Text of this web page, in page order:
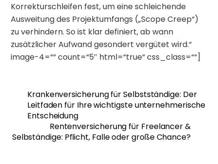
Korrekturschleifen fest, um eine schleichende
Ausweitung des Projektumfangs („Scope Creep“)
zu verhindern. So ist klar definiert, ab wann
zusätzlicher Aufwand gesondert vergütet wird.“
image-4=““ count=“5″ html=“true“ css_class=““]
Krankenversicherung für Selbstständige: Der
Leitfaden für Ihre wichtigste unternehmerische
Entscheidung
Rentenversicherung für Freelancer &
Selbständige: Pflicht, Falle oder große Chance?